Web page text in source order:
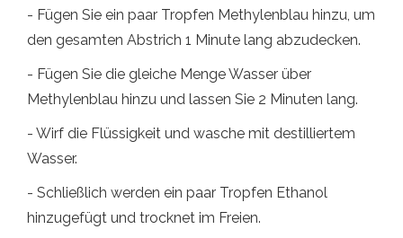
- Fügen Sie ein paar Tropfen Methylenblau hinzu, um
den gesamten Abstrich 1 Minute lang abzudecken.
- Fügen Sie die gleiche Menge Wasser über
Methylenblau hinzu und lassen Sie 2 Minuten lang.
- Wirf die Flüssigkeit und wasche mit destilliertem
Wasser.
- Schließlich werden ein paar Tropfen Ethanol
hinzugefügt und trocknet im Freien.